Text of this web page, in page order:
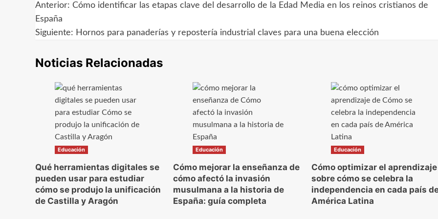
Navegación
de
Anterior: Cómo identificar las etapas clave del desarrollo de la Edad Media en los reinos cristianos de
España
Siguiente: Hornos para panaderías y repostería industrial claves para una buena elección
Noticias Relacionadas
Educación
Qué herramientas digitales se
pueden usar para estudiar
cómo se produjo la unificación
de Castilla y Aragón
Educación
Cómo mejorar la enseñanza de
cómo afectó la invasión
musulmana a la historia de
España: guía completa
Educación
Cómo optimizar el aprendizaje
sobre cómo se celebra la
independencia en cada país
América Latina